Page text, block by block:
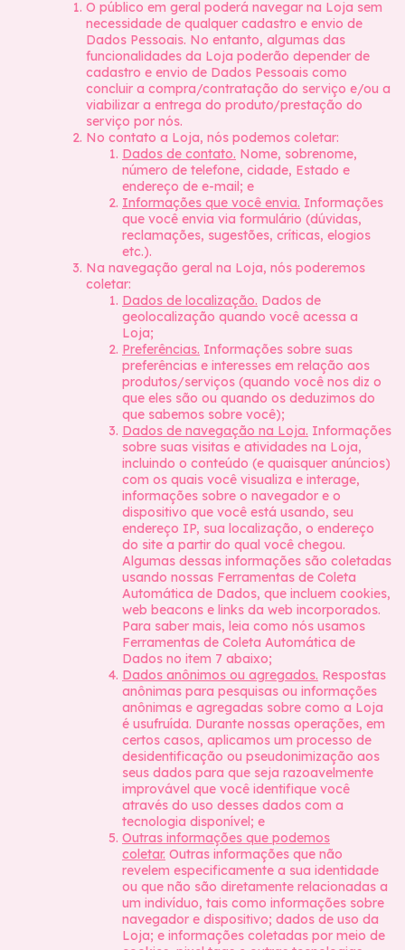
O público em geral poderá navegar na Loja sem
necessidade de qualquer cadastro e envio de
Dados Pessoais. No entanto, algumas das
funcionalidades da Loja poderão depender de
cadastro e envio de Dados Pessoais como
concluir a compra/contratação do serviço e/ou a
viabilizar a entrega do produto/prestação do
serviço por nós.
No contato a Loja, nós podemos coletar:
Dados de contato. Nome, sobrenome,
número de telefone, cidade, Estado e
endereço de e-mail; e
Informações que você envia. Informações
que você envia via formulário (dúvidas,
reclamações, sugestões, críticas, elogios
etc.).
Na navegação geral na Loja, nós poderemos
coletar:
Dados de localização. Dados de
geolocalização quando você acessa a
Loja;
Preferências. Informações sobre suas
preferências e interesses em relação aos
produtos/serviços (quando você nos diz o
que eles são ou quando os deduzimos do
que sabemos sobre você);
Dados de navegação na Loja. Informações
sobre suas visitas e atividades na Loja,
incluindo o conteúdo (e quaisquer anúncios)
com os quais você visualiza e interage,
informações sobre o navegador e o
dispositivo que você está usando, seu
endereço IP, sua localização, o endereço
do site a partir do qual você chegou.
Algumas dessas informações são coletadas
usando nossas Ferramentas de Coleta
Automática de Dados, que incluem cookies,
web beacons e links da web incorporados.
Para saber mais, leia como nós usamos
Ferramentas de Coleta Automática de
Dados no item 7 abaixo;
Dados anônimos ou agregados. Respostas
anônimas para pesquisas ou informações
anônimas e agregadas sobre como a Loja
é usufruída. Durante nossas operações, em
certos casos, aplicamos um processo de
desidentificação ou pseudonimização aos
seus dados para que seja razoavelmente
improvável que você identifique você
através do uso desses dados com a
tecnologia disponível; e
Outras informações que podemos
coletar. Outras informações que não
revelem especificamente a sua identidade
ou que não são diretamente relacionadas a
um indivíduo, tais como informações sobre
navegador e dispositivo; dados de uso da
Loja; e informações coletadas por meio de